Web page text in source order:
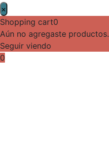
×
Shopping cart0
Aún no agregaste productos.
Seguir viendo
0